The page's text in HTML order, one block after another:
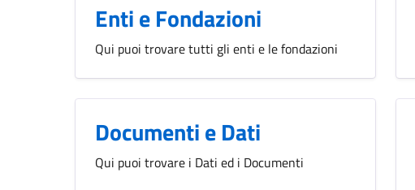
Enti e Fondazioni
Qui puoi trovare tutti gli enti e le fondazioni
Documenti e Dati
Qui puoi trovare i Dati ed i Documenti